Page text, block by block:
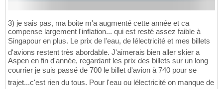
3) je sais pas, ma boite m'a augmenté cette année et ca
compense largement l'inflation... qui est resté assez faible à
Singapour en plus. Le prix de l'eau, de lélectricité et mes billets
d'avions restent très abordable. J'aimerais bien aller skier a
Aspen en fin d'année, regardant les prix des billets sur un long
courrier je suis passé de 700 le billet d'avion à 740 pour se
trajet...c'est rien du tous. Pour l'eau ou lélectricité on manque de